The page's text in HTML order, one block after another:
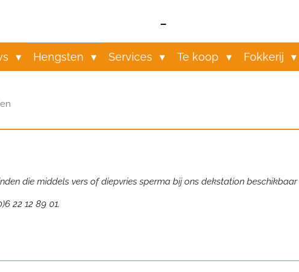
-
Hengsten Services Te koop Fokkerij
die middels vers of diepvries sperma bij ons dekstation beschikbaar
22 12 89 01.